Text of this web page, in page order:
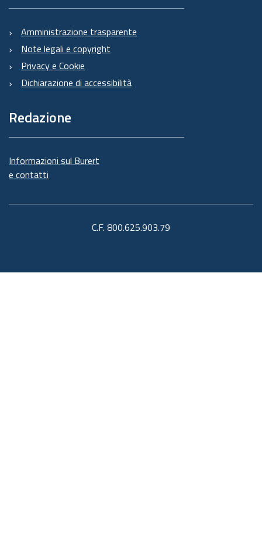
Amministrazione trasparente
Note legali e copyright
Privacy e Cookie
Dichiarazione di accessibilità
Redazione
Informazioni sul Burert
e contatti
C.F. 800.625.903.79